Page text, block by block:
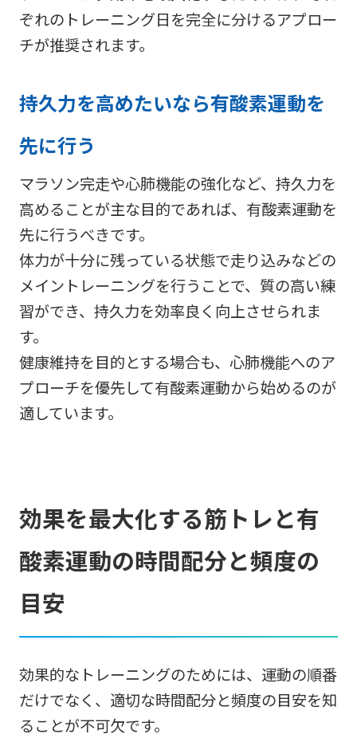
ぞれのトレーニング日を完全に分けるアプロー
チが推奨されます。
持久力を高めたいなら有酸素運動を
先に行う
マラソン完走や心肺機能の強化など、持久力を
高めることが主な目的であれば、有酸素運動を
先に行うべきです。
体力が十分に残っている状態で走り込みなどの
メイントレーニングを行うことで、質の高い練
習ができ、持久力を効率良く向上させられま
す。
健康維持を目的とする場合も、心肺機能へのア
プローチを優先して有酸素運動から始めるのが
適しています。
効果を最大化する筋トレと有
酸素運動の時間配分と頻度の
目安
効果的なトレーニングのためには、運動の順番
だけでなく、適切な時間配分と頻度の目安を知
ることが不可欠です。